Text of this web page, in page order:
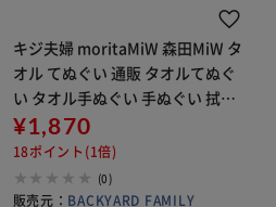
キジ夫婦 moritaMiW 森田MiW タ
オル てぬぐい 通販 タオルてぬぐ
い タオル手ぬぐい 手ぬぐい 拭く
洗う 絞る 首に巻く かける 持ち運
び 薄手 薄い アウトドア スポーツ
旅行 トラベ
¥1,870
18ポイント(1倍)
(0)
販売元： BACKYARD FAMILY